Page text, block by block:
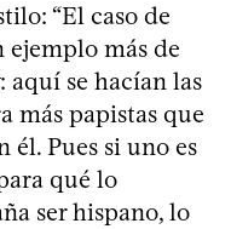
“El caso de
ejemplo más de
: aquí se hacían las
más papistas que
él. Pues si uno es
qué lo
ser hispano, lo